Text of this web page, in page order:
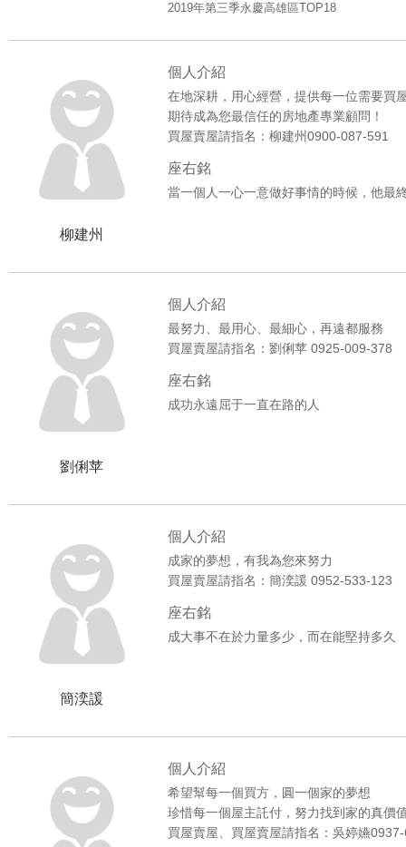
2019年第三季永慶高雄區TOP18
個人介紹
在地深耕，用心經營，提供每一位需要買
期待成為您最信任的房地產專業顧問！
買屋賣屋請指名：柳建州0900-087-591
座右銘
當一個人一心一意做好事情的時候，他最
柳建州
個人介紹
最努力、最用心、最細心，再遠都服務
買屋賣屋請指名：劉俐苹 0925-009-378
座右銘
成功永遠屈于一直在路的人
劉俐苹
個人介紹
成家的夢想，有我為您來努力
買屋賣屋請指名：簡湙諼 0952-533-123
座右銘
成大事不在於力量多少，而在能堅持多久
簡湙諼
個人介紹
希望幫每一個買方，圓一個家的夢想
珍惜每一個屋主託付，努力找到家的真價
買屋賣屋、買屋賣屋請指名：吳婷嬿